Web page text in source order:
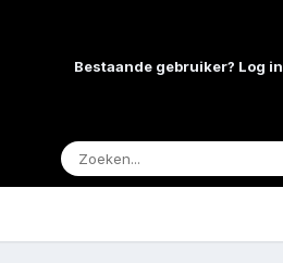
Bestaande gebruiker? Log in